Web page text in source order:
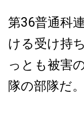
第36普通科
ける受け持
っとも被害
隊の部隊だ。